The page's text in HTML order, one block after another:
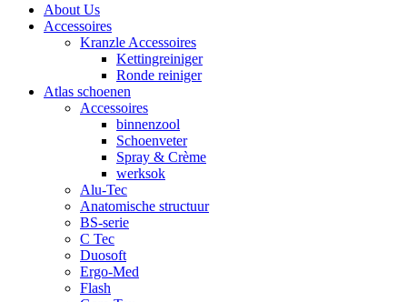
About Us
Accessoires
Kranzle Accessoires
Kettingreiniger
Ronde reiniger
Atlas schoenen
Accessoires
binnenzool
Schoenveter
Spray & Crème
werksok
Alu-Tec
Anatomische structuur
BS-serie
C Tec
Duosoft
Ergo-Med
Flash